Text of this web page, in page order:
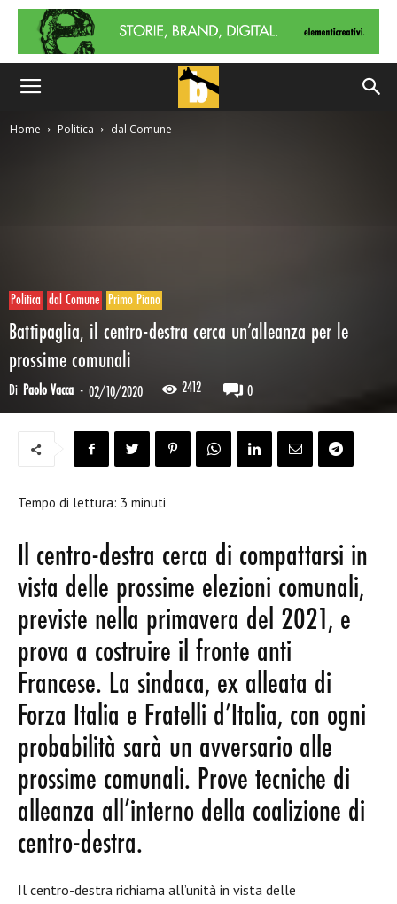
Home Politica dal Comune
Politica dal Comune Primo Piano
Battipaglia, il centro-destra cerca un’alleanza per le
prossime comunali
Di Paolo Vacca - 02/10/2020 2412 0
Tempo di lettura: 3 minuti
Il centro-destra cerca di compattarsi in
vista delle prossime elezioni comunali,
previste nella primavera del 2021, e
prova a costruire il fronte anti
Francese. La sindaca, ex alleata di
Forza Italia e Fratelli d’Italia, con ogni
probabilità sarà un avversario alle
prossime comunali. Prove tecniche di
alleanza all’interno della coalizione di
centro-destra.
Il centro-destra richiama all’unità in vista delle